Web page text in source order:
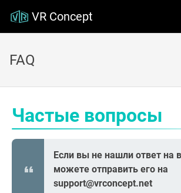
VR Concept
FAQ
Частые вопросы
Если вы не нашли ответ на
можете отправить его на
support@vrconcept.net